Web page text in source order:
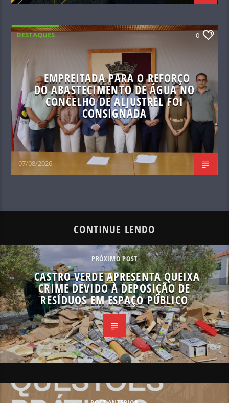
DESTAQUES 0
EMPREITADA PARA O REFORÇO
DO ABASTECIMENTO DE ÁGUA NO
CONCELHO DE ALJUSTREL FOI
CONSIGNADA
07/08/2026
CONTINUE LENDO
PRÓXIMO POST
CASTRO VERDE APRESENTA QUEIXA
CRIME DEVIDO À DEPOSIÇÃO DE
RESÍDUOS EM ESPAÇO PÚBLICO